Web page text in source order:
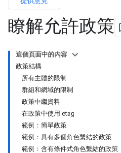
瞭解允許政策
這個頁面中的內容
政策結構
所有主體的限制
群組和網域的限制
政策中繼資料
在政策中使用 etag
範例：簡單政策
範例：具有多個角色繫結的政策
範例：含有條件式角色繫結的政策